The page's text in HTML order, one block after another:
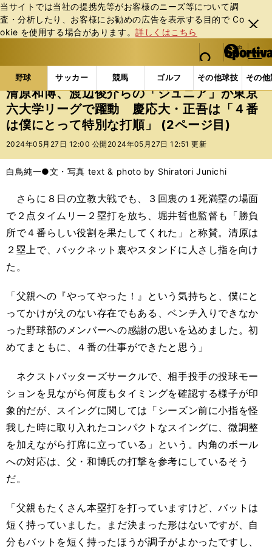
当サイトでは当社の提携先等がお客様のニーズ等について調
査・分析したり、お客様にお勧めの広告を表⽰する⽬的で Co
okie を使⽤する場合があります。詳しくはこちら
閉じ
る
web Sportiva (webスポルティーバ)
検索
マイペ
ー
ジ
メニュ
野球 サッカー 競馬 ゴルフ その他球技 その
b
ス
ポ
ル
テ
ー
バ
野球の記事一覧 高校野球他 清原和博、渡辺俊介ら
清原和博、渡辺俊介らの「ジュニア」が東京
六大学リーグで躍動 慶応大・正吾は「４番
は僕にとって特別な打順」 (2ページ目)
2024年05月27日 12:00 公開 2024年05月27日 12:51 更新
白鳥純一●文・写真 text & photo by Shiratori Junichi
さらに８日の立教大戦でも、３回裏の１死満塁の場面
で２点タイムリー２塁打を放ち、堀井哲也監督も「勝負
所で４番らしい役割を果たしてくれた」と称賛。清原は
２塁上で、バックネット裏やスタンドに人さし指を向け
た。
「父親への『やってやった！』という気持ちと、僕にと
ってかけがえのない存在でもある、ベンチ入りできなか
った野球部のメンバーへの感謝の思いを込めました。初
めてまともに、４番の仕事ができたと思う」
ネクストバッターズサークルで、相手投手の投球モー
ションを見ながら何度もタイミングを確認する様子が印
象的だが、スイングに関しては「シーズン前に小指を怪
我した時に取り入れたコンパクトなスイングに、微調整
を加えながら打席に立っている」という。内角のボール
への対応は、父・和博氏の打撃を参考にしているそう
だ。
「父親もたくさん本塁打を打っていますけど、バットは
短く持っていました。まだ決まった形はないですが、自
分もバットを短く持ったほうが調子がよかったですし、